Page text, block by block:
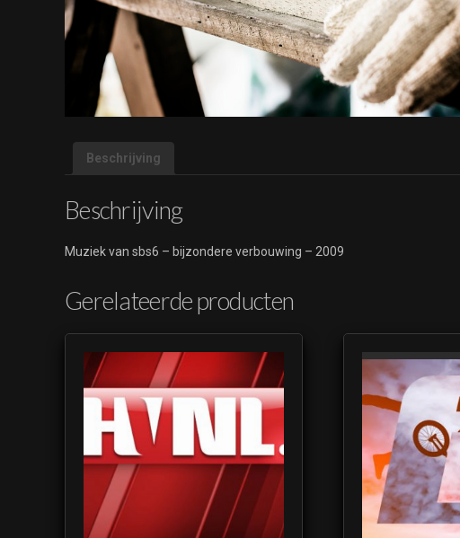
Beschrijving
Beschrijving
Muziek van sbs6 – bijzondere verbouwing – 2009
Gerelateerde producten